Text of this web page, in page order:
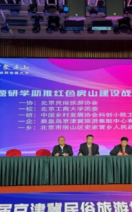
教育教学审核评估工作